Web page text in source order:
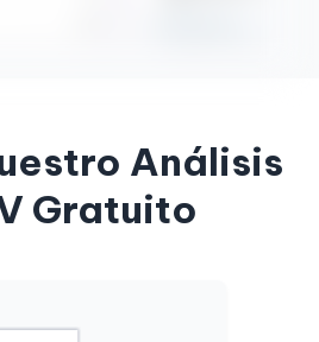
Análisis
Gratuito